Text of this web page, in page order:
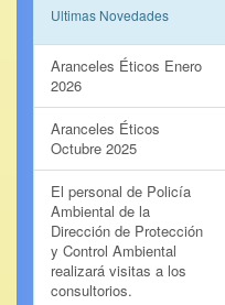
Ultimas Novedades
Aranceles Éticos Enero
2026
Aranceles Éticos
Octubre 2025
El personal de Policía
Ambiental de la
Dirección de Protección
y Control Ambiental
realizará visitas a los
consultorios.